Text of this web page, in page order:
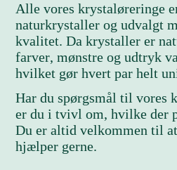
Alle vores krystaløreringe
naturkrystaller og udvalgt
kvalitet. Da krystaller er
farver, mønstre og udtryk
hvilket gør hvert par helt
Har du spørgsmål til vores
er du i tvivl om, hvilke der
Du er altid velkommen til
hjælper gerne.